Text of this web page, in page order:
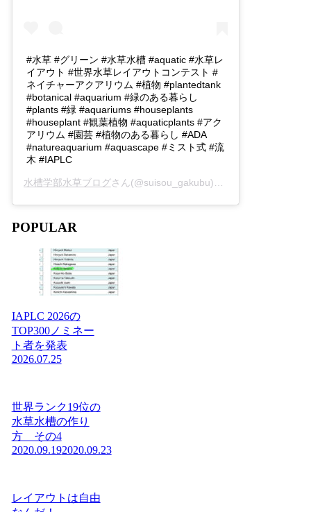
#水草 #グリーン #水草水槽 #aquatic #水草レ
イアウト #世界水草レイアウトコンテスト #
ネイチャーアクアリウム #植物 #plantedtank
#botanical #aquarium #緑のある暮らし
#plants #緑 #aquariums #houseplants
#houseplant #観葉植物 #aquaticplants #アク
アリウム #園芸 #植物のある暮らし #ADA
#natureaquarium #aquascape #ミスト式 #流
木 #IAPLC
水槽学部水草ブログさん(@suisou_gakubu)がシェアした投稿 -
POPULAR
IAPLC 2026の
TOP300ノミネー
ト者を発表
2026.07.25
世界ランク19位の
水草水槽の作り
方 その4
2020.09.192020.09.23
レイアウトは自由